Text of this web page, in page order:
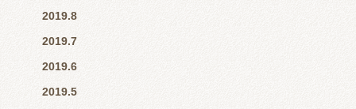
2019.8
2019.7
2019.6
2019.5